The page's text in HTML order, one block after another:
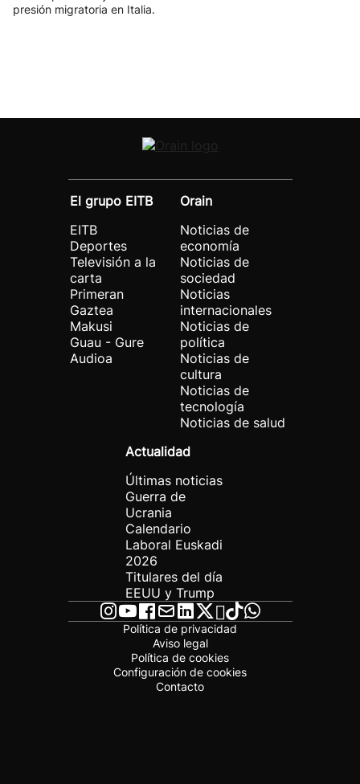
presión migratoria en Italia.
El grupo EITB
EITB
Deportes
Televisión a la
carta
Primeran
Gaztea
Makusi
Guau - Gure
Audioa
Orain
Noticias de
economía
Noticias de
sociedad
Noticias
internacionales
Noticias de
política
Noticias de
cultura
Noticias de
tecnología
Noticias de salud
Actualidad
Últimas noticias
Guerra de
Ucrania
Calendario
Laboral Euskadi
2026
Titulares del día
EEUU y Trump
Política de privacidad
Aviso legal
Política de cookies
Configuración de cookies
Contacto